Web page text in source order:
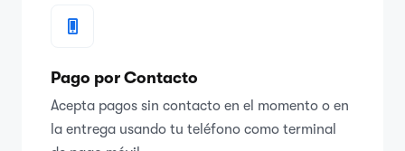
Pago por Contacto
Acepta pagos sin contacto en el momento o en
la entrega usando tu teléfono como terminal